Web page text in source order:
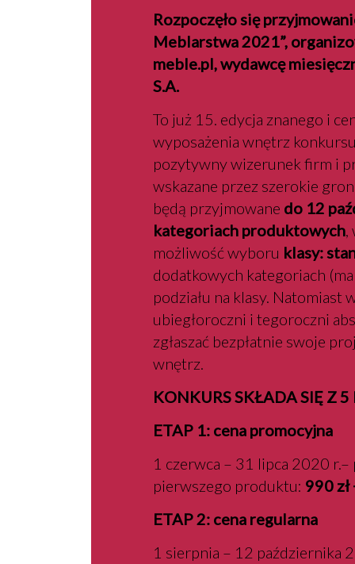
Rozpoczęło się
Meblarstwa 2021”,
meble.pl, wydawcę
S.A.
To już 15. edycja znanego i
wyposażenia wnętrz
pozytywny wizerunek firm i
wskazane przez szerokie
będą przyjmowane do 12
kategoriach produktowych,
możliwość wyboru klasy:
dodatkowych kategoriach
podziału na klasy. Natomiast
ubiegłoroczni i tegoroczni
zgłaszać bezpłatnie swoje
wnętrz.
KONKURS SKŁADA SIĘ Z
ETAP 1: cena promocyjna
1 czerwca – 31 lipca 2020
pierwszego produktu: 990
ETAP 2: cena regularna
1 sierpnia – 12 października